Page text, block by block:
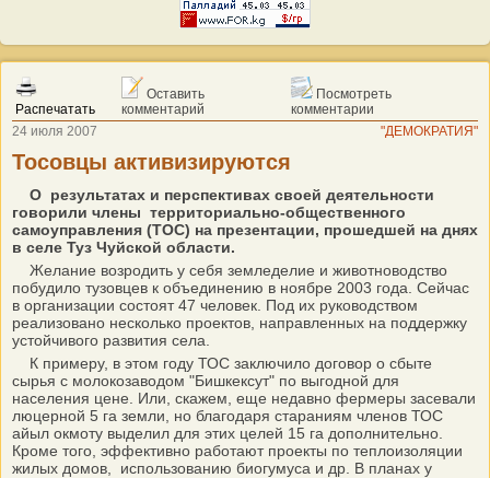
Распечатать
Оставить
комментарий
Посмотреть
комментарии
24 июля 2007
"ДЕМОКРАТИЯ"
Тосовцы активизируются
О результатах и перспективах своей деятельности
говорили члены территориально-общественного
самоуправления (ТОС) на презентации, прошедшей на днях
в селе Туз Чуйской области.
Желание возродить у себя земледелие и животноводство
побудило тузовцев к объединению в ноябре 2003 года. Сейчас
в организации состоят 47 человек. Под их руководством
реализовано несколько проектов, направленных на поддержку
устойчивого развития села.
К примеру, в этом году ТОС заключило договор о сбыте
сырья с молокозаводом "Бишкексут" по выгодной для
населения цене. Или, скажем, еще недавно фермеры засевали
люцерной 5 га земли, но благодаря стараниям членов ТОС
айыл окмоту выделил для этих целей 15 га дополнительно.
Кроме того, эффективно работают проекты по теплоизоляции
жилых домов, использованию биогумуса и др. В планах у